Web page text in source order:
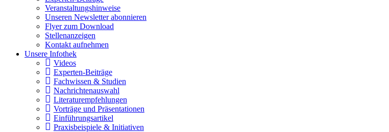
Veranstaltungshinweise
Unseren Newsletter abonnieren
Flyer zum Download
Stellenanzeigen
Kontakt aufnehmen
Unsere Infothek
Videos
Experten-Beiträge
Fachwissen & Studien
Nachrichtenauswahl
Literaturempfehlungen
Vorträge und Präsentationen
Einführungsartikel
Praxisbeispiele & Initiativen